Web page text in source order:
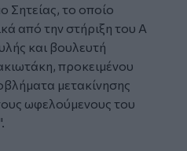
Σητείας, το οποίο
από την στήριξη του Α
και βουλευτή
προκειμένου
μετακίνησης
ωφελούμενους του